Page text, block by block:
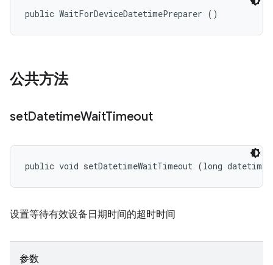
public WaitForDeviceDatetimePreparer ()
公共方法
setDatetimeWaitTimeout
public void setDatetimeWaitTimeout (long
设置等待有效设备日期时间的超时时间
参数